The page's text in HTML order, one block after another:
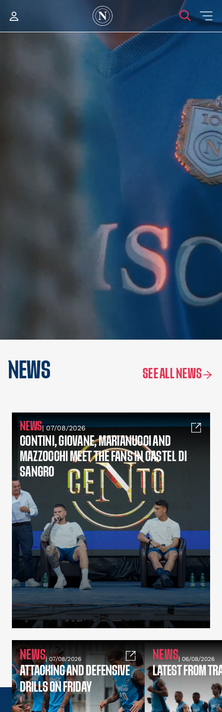
NEWS SEE ALL NEWS
NEWS| 07/08/2026
CONTINI, GIOVANE, MARIANUCCI AND
MAZZOCCHI MEET THE FANS IN CASTEL DI
SANGRO
NEWS| 07/08/2026
ATTACKING AND DEFENSIVE
DRILLS ON FRIDAY
NEWS| 06/08/2026
LATEST FROM